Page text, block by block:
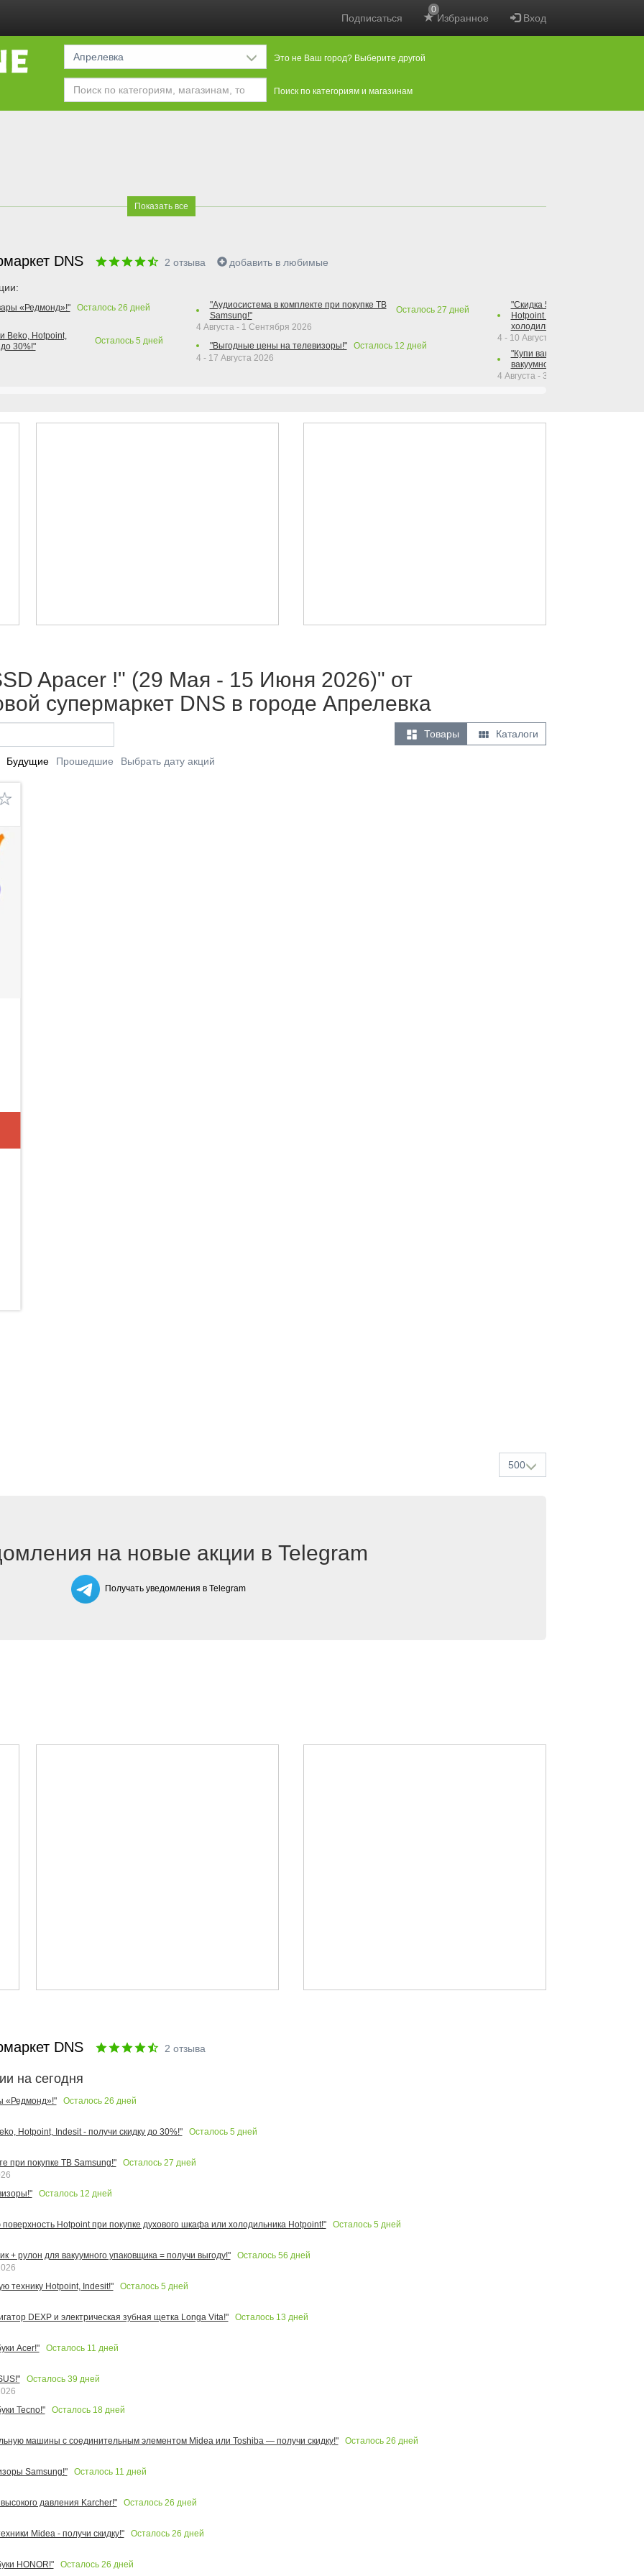
Подписаться Избранное
0
Вход
Апрелевка Это не Ваш город? Выберите другой
Поиск по категориям и магазинам
Показать все
DNS 2 отзыва добавить в любимые
«Редмонд»!" Осталось 26 дней
Beko, Hotpoint,
30%!"
Осталось 5 дней
"Аудиосистема в комплекте при покупке ТВ
Samsung!"
Осталось 27 дней
4 Августа - 1 Сентября 2026
"Выгодные цены на телевизоры!"
Осталось 12 дней
4 - 17 Августа 2026
"Скидка 50% на варочную
Hotpoint при покупке духового
холодильника Hotpoint!"
4 - 10 Августа 2026
"Купи вакуумный упаковщик +
вакуумного упаковщика =
4 Августа - 30 Сентября 2026
Apacer !" (29 Мая - 15 Июня 2026)" от
супермаркет DNS в городе Апрелевка
 Товары  Каталоги
Будущие Прошедшие Выбрать дату акций
500
на новые акции в Telegram
Получать уведомления в Telegram
DNS 2 отзыва
на сегодня
«Редмонд»!" Осталось 26 дней
Hotpoint, Indesit - получи скидку до 30%!" Осталось 5 дней
при покупке ТВ Samsung!" Осталось 27 дней
Осталось 12 дней
Hotpoint при покупке духового шкафа или холодильника Hotpoint!" Осталось 5 дней
+ рулон для вакуумного упаковщика = получи выгоду!" Осталось 56 дней
технику Hotpoint, Indesit!"
Осталось 5 дней
DEXP и электрическая зубная щетка Longa Vita!" Осталось 13 дней
Acer!" Осталось 11 дней
Осталось 39 дней
Tecno!"
Осталось 18дней
машины с соединительным элементом Midea или Toshiba — получи скидку!" Осталось 26 дней
Samsung!" Осталось 11 дней
давления Karcher!" Осталось 26 дней
Midea - получи скидку!" Осталось 26 дней
HONOR!" Осталось 26 дней